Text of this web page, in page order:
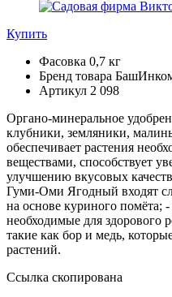
Купить
Фасовка 0,7 кг
Бренд товара
Артикул 2 098
Органо-минеральное
клубники, земляники,
обеспечивает растения
веществами, способствует
улучшению вкусовых
Гуми-Оми Ягодный входят
на основе куриного помёта;
необходимые для здорового
такие как бор и медь,
растений.
Ссылка скопирована